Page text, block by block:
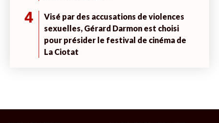
4
Visé par des accusations de violences
sexuelles, Gérard Darmon est choisi
pour présider le festival de cinéma de
La Ciotat